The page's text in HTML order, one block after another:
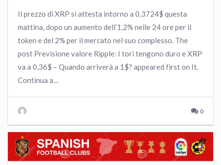
Il prezzo di XRP si attesta intorno a 0,3724$ questa
mattina, dopo un aumento dell’1,2% nelle 24 ore per il
token e del 2% per il mercato nel suo complesso. The
post Previsione valore Ripple: I tori tengono duro e XRP
va a 0,36$ – Quando arriverà a 1$? appeared first on It.
Continua a…
0